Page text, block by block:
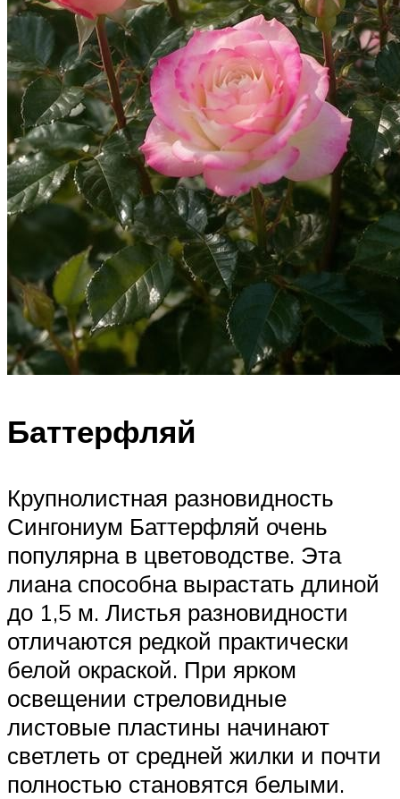
Баттерфляй
Крупнолистная разновидность
Сингониум Баттерфляй очень
популярна в цветоводстве. Эта
лиана способна вырастать длиной
до 1,5 м. Листья разновидности
отличаются редкой практически
белой окраской. При ярком
освещении стреловидные
листовые пластины начинают
светлеть от средней жилки и почти
полностью становятся белыми.